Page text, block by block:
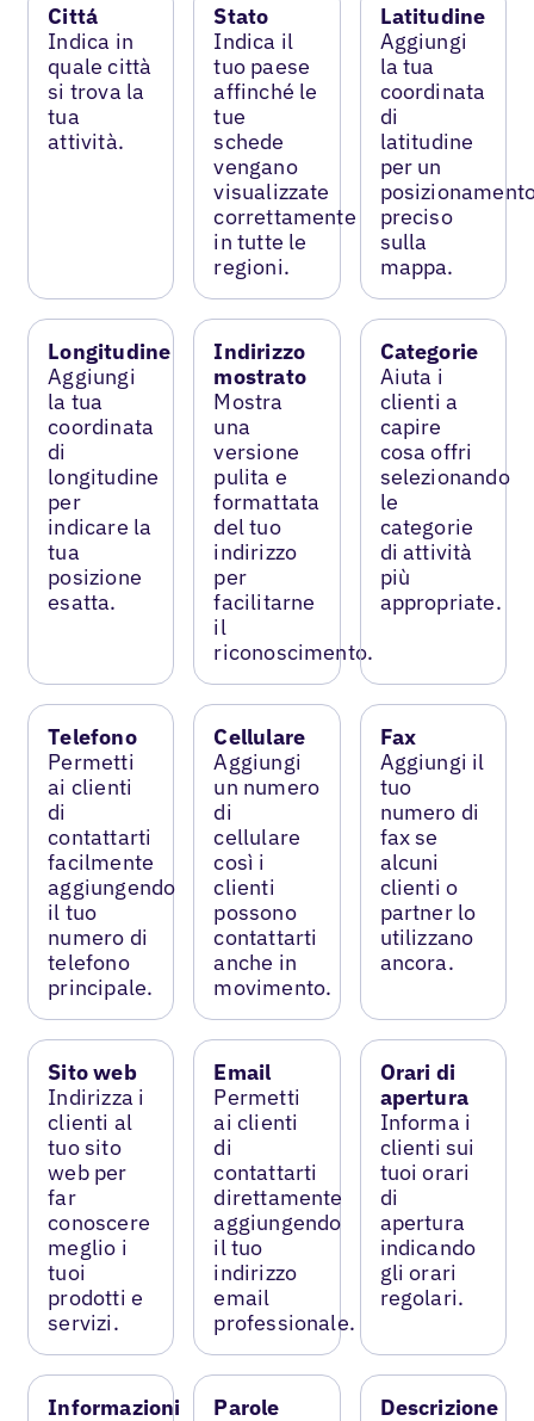
Cittá
Indica in
quale città
si trova la
tua
attività.
Stato
Indica il
tuo paese
affinché le
tue
schede
vengano
visualizzate
correttamente
in tutte le
regioni.
Latitudine
Aggiungi
la tua
coordinata
di
latitudine
per un
preciso
sulla
mappa.
Longitudine
Aggiungi
la tua
coordinata
di
longitudine
per
indicare la
tua
posizione
esatta.
Indirizzo
mostrato
Mostra
una
versione
pulita e
formattata
del tuo
indirizzo
per
facilitarne
il
riconoscimento.
Categorie
Aiuta i
clienti a
capire
cosa offri
selezionando
le
categorie
di attività
più
appropriate.
Telefono
Permetti
ai clienti
di
contattarti
facilmente
aggiungendo
il tuo
numero di
telefono
principale.
Cellulare
Aggiungi
un numero
di
cellulare
così i
clienti
possono
contattarti
anche in
movimento.
Fax
Aggiungi il
tuo
numero di
fax se
alcuni
clienti o
partner lo
utilizzano
ancora.
Sito web
Indirizza i
clienti al
tuo sito
web per
far
conoscere
meglio i
tuoi
prodotti e
servizi.
Email
Permetti
ai clienti
di
contattarti
direttamente
aggiungendo
il tuo
indirizzo
email
professionale.
Orari di
apertura
Informa i
clienti sui
tuoi orari
di
apertura
indicando
gli orari
regolari.
Informazioni
Parole
Descrizione